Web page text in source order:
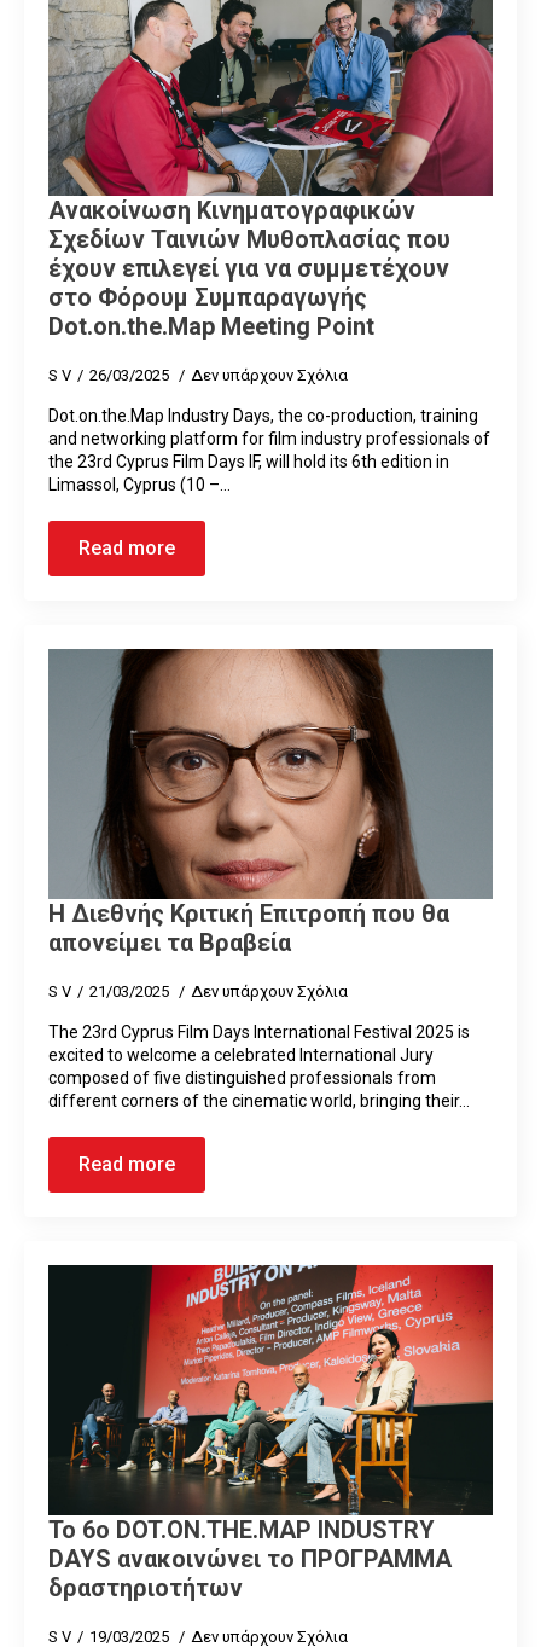
Ανακοίνωση Κινηματογραφικών
Σχεδίων Ταινιών Μυθοπλασίας που
έχουν επιλεγεί για να συμμετέχουν
στο Φόρουμ Συμπαραγωγής
Dot.on.the.Map Meeting Point
S V 26/03/2025 Δεν υπάρχουν Σχόλια
Dot.on.the.Map Ιndustry Days, the co-production, training
and networking platform for film industry professionals of
the 23rd Cyprus Film Days IF, will hold its 6th edition in
Limassol, Cyprus (10 –…
Read more
Η Διεθνής Κριτική Επιτροπή που θα
απονείμει τα Βραβεία
S V 21/03/2025 Δεν υπάρχουν Σχόλια
The 23rd Cyprus Film Days International Festival 2025 is
excited to welcome a celebrated International Jury
composed of five distinguished professionals from
different corners of the cinematic world, bringing their…
Read more
Το 6ο DOT.ON.THE.MAP INDUSTRY
DAYS ανακοινώνει το ΠΡΟΓΡΑΜΜΑ
δραστηριοτήτων
S V 19/03/2025 Δεν υπάρχουν Σχόλια